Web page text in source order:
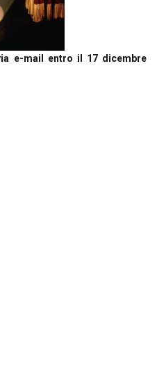
e-mail entro il 17 dicembre